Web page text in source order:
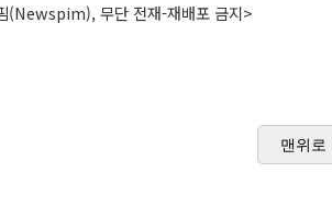
(Newspim), 무단 전재-재배포 금지>
맨위로